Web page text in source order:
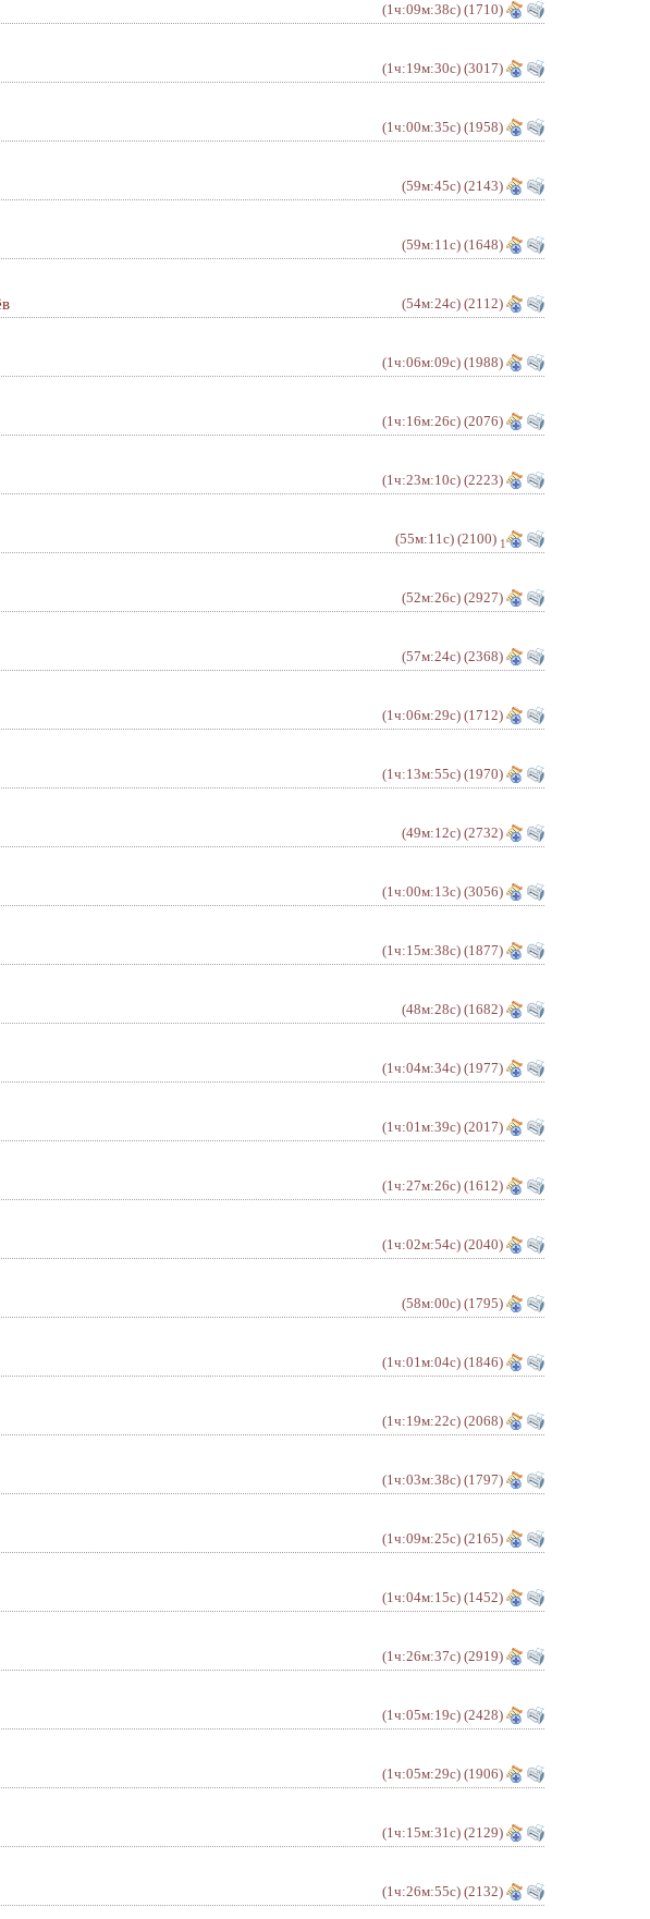
(1ч:09м:38с) (1710)
(1ч:19м:30с) (3017)
(1ч:00м:35с) (1958)
(59м:45с) (2143)
(59м:11с) (1648)
(54м:24с) (2112)
(1ч:06м:09с) (1988)
(1ч:16м:26с) (2076)
(1ч:23м:10с) (2223)
(55м:11с) (2100) 1
(52м:26с) (2927)
(57м:24с) (2368)
(1ч:06м:29с) (1712)
(1ч:13м:55с) (1970)
(49м:12с) (2732)
(1ч:00м:13с) (3056)
(1ч:15м:38с) (1877)
(48м:28с) (1682)
(1ч:04м:34с) (1977)
(1ч:01м:39с) (2017)
(1ч:27м:26с) (1612)
(1ч:02м:54с) (2040)
(58м:00с) (1795)
(1ч:01м:04с) (1846)
(1ч:19м:22с) (2068)
(1ч:03м:38с) (1797)
(1ч:09м:25с) (2165)
(1ч:04м:15с) (1452)
(1ч:26м:37с) (2919)
(1ч:05м:19с) (2428)
(1ч:05м:29с) (1906)
(1ч:15м:31с) (2129)
(1ч:26м:55с) (2132)